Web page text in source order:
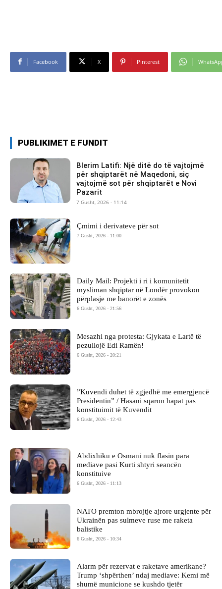
Facebook X Pinterest
PUBLIKIMET E FUNDIT
Blerim Latifi: Një ditë do të vajtojmë
për shqiptarët në Maqedoni, siç
vajtojmë sot për shqiptarët e Novi
Pazarit
7 Gusht, 2026 - 11:14
Çmimi i derivateve për sot
7 Gusht, 2026 - 11:00
Daily Mail: Projekti i ri i komunitetit
mysliman shqiptar në Londër provokon
përplasje me banorët e zonës
6 Gusht, 2026 - 21:56
Mesazhi nga protesta: Gjykata e Lartë të
pezullojë Edi Ramën!
6 Gusht, 2026 - 20:21
​”Kuvendi duhet të zgjedhë me emergjencë
Presidentin” / Hasani sqaron hapat pas
konstituimit të Kuvendit
6 Gusht, 2026 - 12:43
Abdixhiku e Osmani nuk flasin para
mediave pasi Kurti shtyri seancën
konstituive
6 Gusht, 2026 - 11:13
NATO premton mbrojtje ajrore urgjente për
Ukrainën pas sulmeve ruse me raketa
balistike
6 Gusht, 2026 - 10:34
Alarm për rezervat e raketave amerikane?
Trump ‘shpërthen’ ndaj mediave: Kemi më
shumë municione se kushdo tjetër